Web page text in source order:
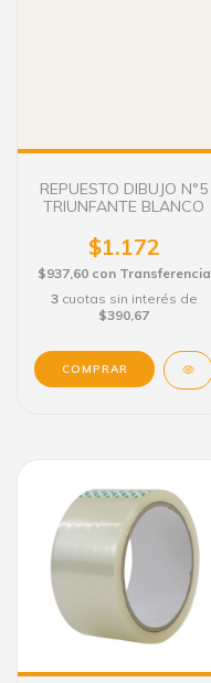
REPUESTO DIBUJO N°5
TRIUNFANTE BLANCO
$1.172
$937,60 con Transferencia
3 cuotas sin interés de
$390,67